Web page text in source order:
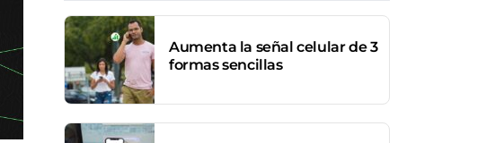
Aumenta la señal celular de 3
formas sencillas